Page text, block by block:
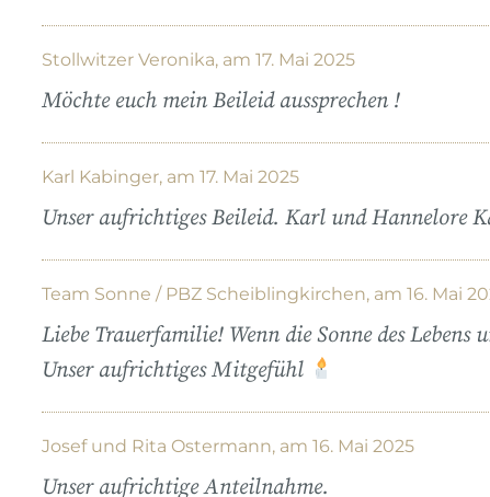
Stollwitzer Veronika, am 17. Mai 2025
Möchte euch mein Beileid aussprechen !
Karl Kabinger, am 17. Mai 2025
Unser aufrichtiges Beileid. Karl und Hannelore
Team Sonne / PBZ Scheiblingkirchen, am 16. Mai
Liebe Trauerfamilie! Wenn die Sonne des
Unser aufrichtiges Mitgefühl
Josef und Rita Ostermann, am 16. Mai 2025
Unser aufrichtige Anteilnahme.